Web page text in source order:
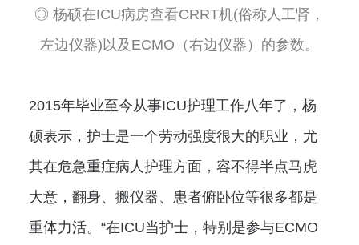
◎ 杨硕在ICU病房查看CRRT机(俗称人工肾，
左边仪器)以及ECMO（右边仪器）的参数。
2015年毕业至今从事ICU护理工作八年了，杨
硕表示，护士是一个劳动强度很大的职业，尤
其在危急重症病人护理方面，容不得半点马虎
大意，翻身、搬仪器、患者俯卧位等很多都是
重体力活。“在ICU当护士，特别是参与ECMO